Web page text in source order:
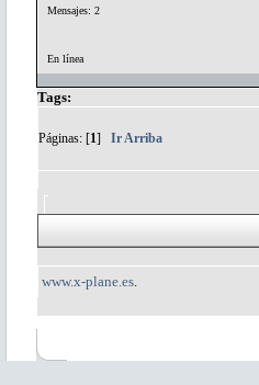
Mensajes: 2
En línea
Tags:
Páginas: [1] Ir Arriba
www.x-plane.es